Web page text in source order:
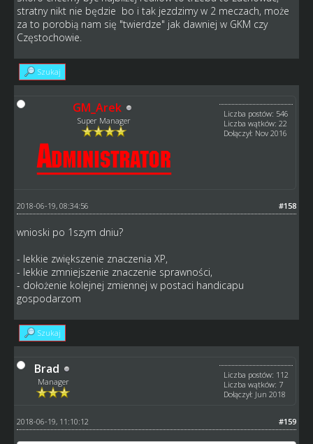
stratny nikt nie będzie bo i tak jezdzimy w 2 meczach, może
za to porobią nam się "twierdze" jak dawniej w GKM czy
Częstochowie.
Szukaj
GM_Arek
Super Manager
Liczba postów: 546
Liczba wątków: 22
Dołączył: Nov 2016
#158
2018-06-19, 08:34:56
wnioski po 1szym dniu?
- lekkie zwiększenie znaczenia XP,
- lekkie zmniejszenie znaczenie sprawności,
- dołożenie kolejnej zmiennej w postaci handicapu
gospodarzom
Szukaj
Brad
Manager
Liczba postów: 112
Liczba wątków: 7
Dołączył: Jun 2018
#159
2018-06-19, 11:10:12